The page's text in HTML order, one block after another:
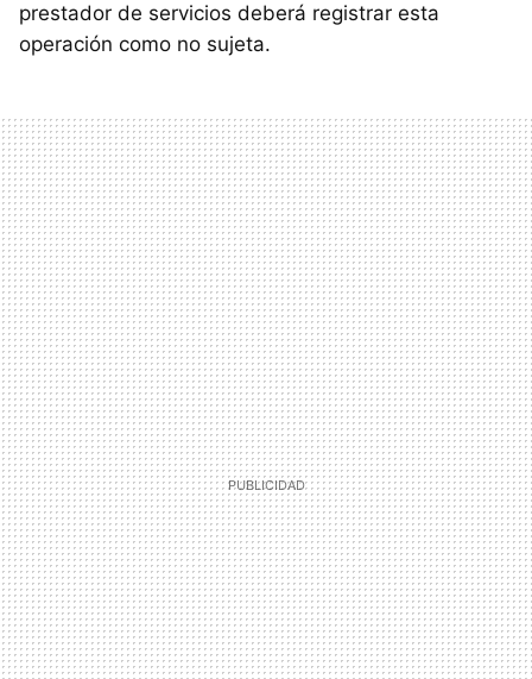
prestador de servicios deberá registrar esta
operación como no sujeta.